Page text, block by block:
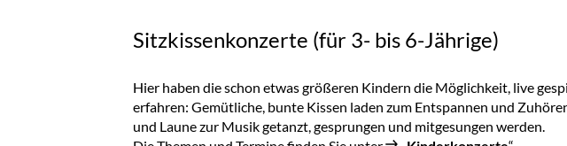
Sitzkissenkonzerte (für 3- bis 6-Jährige)
Hier haben die schon etwas größeren Kindern die Möglichkeit, live
erfahren: Gemütliche, bunte Kissen laden zum Entspannen und
und Laune zur Musik getanzt, gesprungen und mitgesungen werden.